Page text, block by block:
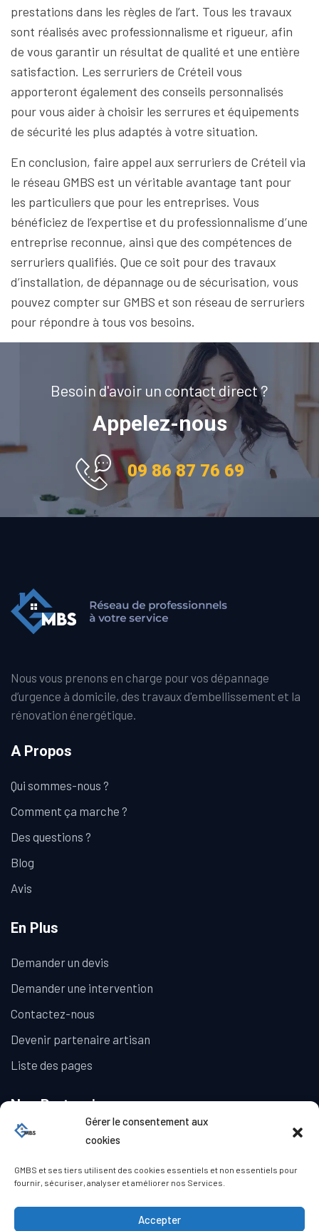
Gérer le consentement aux
cookies
GMBS et ses tiers utilisent des cookies essentiels et non essentiels pour
fournir, sécuriser, analyser et améliorer nos Services.
Accepter
prestations dans les règles de l’art. Tous les travaux
sont réalisés avec professionnalisme et rigueur, afin
de vous garantir un résultat de qualité et une entière
satisfaction. Les serruriers de Créteil vous
apporteront également des conseils personnalisés
pour vous aider à choisir les serrures et équipements
de sécurité les plus adaptés à votre situation.
En conclusion, faire appel aux serruriers de Créteil via
le réseau GMBS est un véritable avantage tant pour
les particuliers que pour les entreprises. Vous
bénéficiez de l’expertise et du professionnalisme d’une
entreprise reconnue, ainsi que des compétences de
serruriers qualifiés. Que ce soit pour des travaux
d’installation, de dépannage ou de sécurisation, vous
pouvez compter sur GMBS et son réseau de serruriers
pour répondre à tous vos besoins.
Besoin d'avoir un contact direct ?
Appelez-nous
09 86 87 76 69
Nous vous prenons en charge pour vos dépannage
d’urgence à domicile, des travaux d'embellissement et la
rénovation énergétique.
A Propos
Qui sommes-nous ?
Comment ça marche ?
Des questions ?
Blog
Avis
En Plus
Demander un devis
Demander une intervention
Contactez-nous
Devenir partenaire artisan
Liste des pages
Nos Partenaires
La Galerie Immobilière